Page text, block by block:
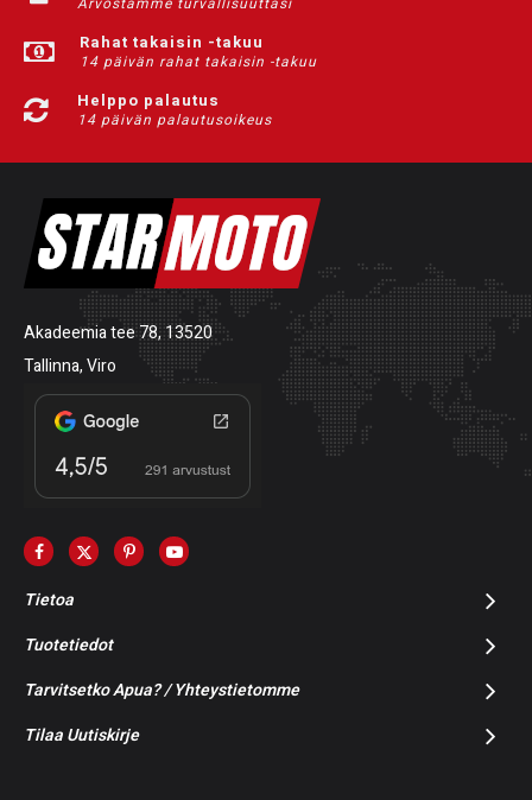
Rahat takaisin -takuu
14 päivän rahat takaisin -takuu
Helppo palautus
14 päivän palautusoikeus
Akadeemia tee 78, 13520
Tallinna, Viro
Tietoa
Tuotetiedot
Tarvitsetko Apua? / Yhteystietomme
Tilaa Uutiskirje